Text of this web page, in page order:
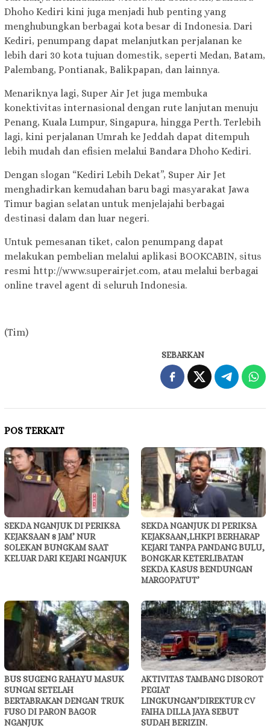
Dhoho Kediri kini juga menjadi hub penting yang
menghubungkan berbagai kota besar di Indonesia. Dari
Kediri, penumpang dapat melanjutkan perjalanan ke
lebih dari 30 kota tujuan domestik, seperti Medan, Batam,
Palembang, Pontianak, Balikpapan, dan lainnya.
Menariknya lagi, Super Air Jet juga membuka
konektivitas internasional dengan rute lanjutan menuju
Penang, Kuala Lumpur, Singapura, hingga Perth. Terlebih
lagi, kini perjalanan Umrah ke Jeddah dapat ditempuh
lebih mudah dan efisien melalui Bandara Dhoho Kediri.
Dengan slogan “Kediri Lebih Dekat”, Super Air Jet
menghadirkan kemudahan baru bagi masyarakat Jawa
Timur bagian selatan untuk menjelajahi berbagai
destinasi dalam dan luar negeri.
Untuk pemesanan tiket, calon penumpang dapat
melakukan pembelian melalui aplikasi BOOKCABIN, situs
resmi http://www.superairjet.com, atau melalui berbagai
online travel agent di seluruh Indonesia.
(Tim)
SEBARKAN
POS TERKAIT
SEKDA NGANJUK DI PERIKSA
KEJAKSAAN 8 JAM’ NUR
SOLEKAN BUNGKAM SAAT
KELUAR DARI KEJARI NGANJUK
SEKDA NGANJUK DI PERIKSA
KEJAKSAAN,LHKPI BERHARAP
KEJARI TANPA PANDANG BULU,
BONGKAR KETERLIBATAN
SEKDA KASUS BENDUNGAN
MARGOPATUT’
BUS SUGENG RAHAYU MASUK
SUNGAI SETELAH
BERTABRAKAN DENGAN TRUK
FUSO DI PARON BAGOR
NGANJUK
AKTIVITAS TAMBANG DISOROT
PEGIAT
LINGKUNGAN’DIREKTUR CV
FAIHA DILLA JAYA SEBUT
SUDAH BERIZIN.